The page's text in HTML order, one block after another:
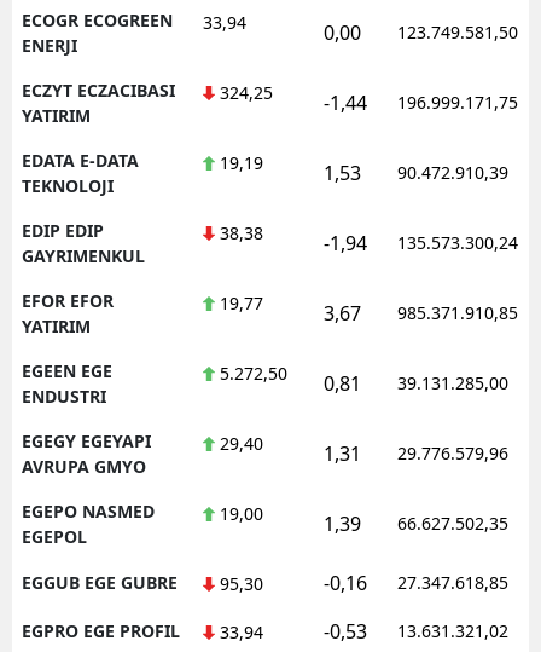
ECOGR ECOGREEN
ENERJI
33,94 0,00 123.749.581,50
ECZYT ECZACIBASI
YATIRIM
324,25 -1,44 196.999.171,75
EDATA E-DATA
TEKNOLOJI
19,19 1,53 90.472.910,39
EDIP EDIP
GAYRIMENKUL
38,38 -1,94 135.573.300,24
EFOR EFOR
YATIRIM
19,77 3,67 985.371.910,85
EGEEN EGE
ENDUSTRI
5.272,50 0,81 39.131.285,00
EGEGY EGEYAPI
AVRUPA GMYO
29,40 1,31 29.776.579,96
EGEPO NASMED
EGEPOL
19,00 1,39 66.627.502,35
EGGUB EGE GUBRE 95,30 -0,16 27.347.618,85
EGPRO EGE PROFIL 33,94 -0,53 13.631.321,02